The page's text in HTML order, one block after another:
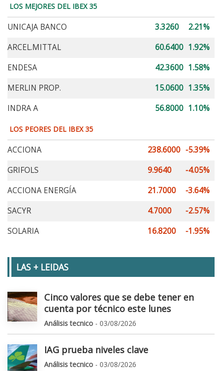
LOS MEJORES DEL IBEX 35
UNICAJA BANCO 3.3260
2.21%
ARCEL.MITTAL
60.6400 1.92%
ENDESA
42.3600 1.58%
MERLIN PROP.
15.0600 1.35%
INDRA A
56.8000 1.10%
LOS PEORES DEL IBEX 35
ACCIONA 238.6000 -5.39%
GRIFOLS
9.9640
-4.05%
ACCIONA ENERGÍA
21.7000
-3.64%
SACYR
4.7000
-2.57%
SOLARIA
16.8200 -1.95%
LAS + LEIDAS
Cinco valores que se debe tener en
cuenta por técnico este lunes
Análisis tecnico - 03/08/2026
IAG prueba niveles clave
Análisis tecnico - 03/08/2026